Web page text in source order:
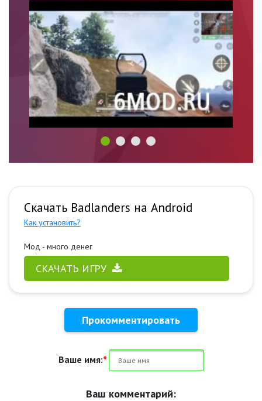
Скачать Badlanders на Android
Как установить?
Мод - много денег
СКАЧАТЬ ИГРУ
Прокомментировать
Ваше имя:*
Ваш комментарий: